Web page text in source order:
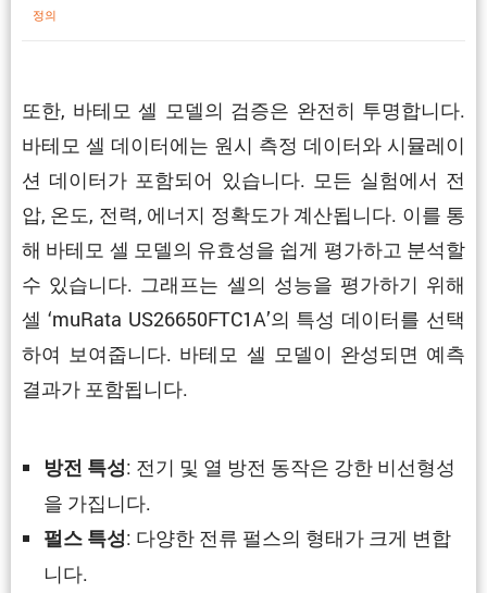
정의
또한, 바테모 셀 모델의 검증은 완전히 투명합니다.
바테모 셀 데이터에는 원시 측정 데이터와 시뮬레이
션 데이터가 포함되어 있습니다. 모든 실험에서 전
압, 온도, 전력, 에너지 정확도가 계산됩니다. 이를 통
해 바테모 셀 모델의 유효성을 쉽게 평가하고 분석할
수 있습니다. 그래프는 셀의 성능을 평가하기 위해
셀 ‘muRata US26650FTC1A’의 특성 데이터를 선택
하여 보여줍니다. 바테모 셀 모델이 완성되면 예측
결과가 포함됩니다.
방전 특성: 전기 및 열 방전 동작은 강한 비선형성
을 가집니다.
펄스 특성: 다양한 전류 펄스의 형태가 크게 변합
니다.